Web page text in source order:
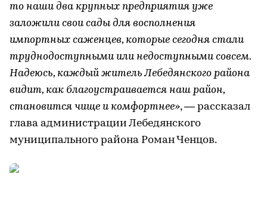
то наши два крупных предприятия уже
заложили свои сады для восполнения
импортных саженцев, которые сегодня стали
труднодоступными или недоступными совсем.
Надеюсь, каждый житель Лебедянского района
видит, как благоустраивается наш район,
становится чище и комфортнее», — рассказал
глава администрации Лебедянского
муниципального района Роман Ченцов.